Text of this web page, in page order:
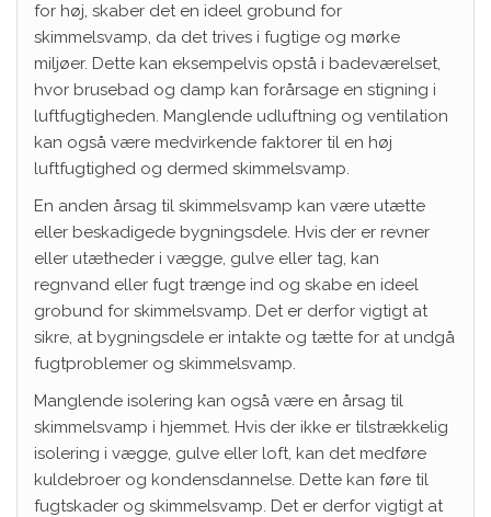
for høj, skaber det en ideel grobund for
skimmelsvamp, da det trives i fugtige og mørke
miljøer. Dette kan eksempelvis opstå i badeværelset,
hvor brusebad og damp kan forårsage en stigning i
luftfugtigheden. Manglende udluftning og ventilation
kan også være medvirkende faktorer til en høj
luftfugtighed og dermed skimmelsvamp.
En anden årsag til skimmelsvamp kan være utætte
eller beskadigede bygningsdele. Hvis der er revner
eller utætheder i vægge, gulve eller tag, kan
regnvand eller fugt trænge ind og skabe en ideel
grobund for skimmelsvamp. Det er derfor vigtigt at
sikre, at bygningsdele er intakte og tætte for at undgå
fugtproblemer og skimmelsvamp.
Manglende isolering kan også være en årsag til
skimmelsvamp i hjemmet. Hvis der ikke er tilstrækkelig
isolering i vægge, gulve eller loft, kan det medføre
kuldebroer og kondensdannelse. Dette kan føre til
fugtskader og skimmelsvamp. Det er derfor vigtigt at